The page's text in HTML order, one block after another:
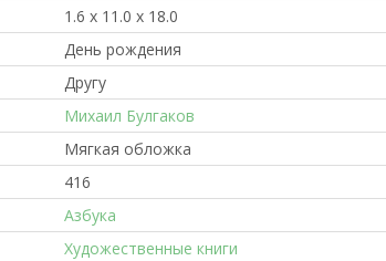
1.6 x 11.0 x 18.0
День рождения
Другу
Михаил Булгаков
Мягкая обложка
416
Азбука
Художественные книги